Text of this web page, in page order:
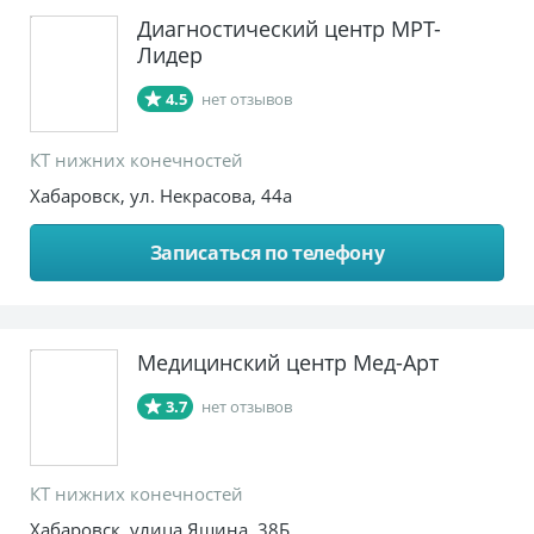
Диагностический центр МРТ-
Лидер
КТ нижних конечностей
4.5 нет отзывов
Хабаровск, ул. Некрасова, 44а
Записаться по телефону
Медицинский центр Мед-Арт
КТ нижних конечностей
3.7 нет отзывов
Хабаровск, улица Яшина, 38Б